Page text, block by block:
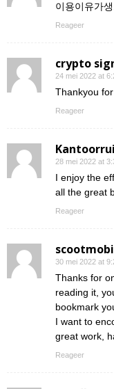
이용이유가
Reageer
crypto
24 mei 2022 at
Thankyou
Reageer
28 mei 2022 at
I enjoy the
all the great
Reageer
30 mei 2022 at
Thanks for
reading it,
bookmark
I want to
great work,
Reageer